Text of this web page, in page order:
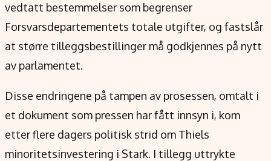
vedtatt bestemmelser som begrenser
Forsvarsdepartementets totale utgifter, og fastslår
at større tilleggsbestillinger må godkjennes på nytt
av parlamentet.
Disse endringene på tampen av prosessen, omtalt i
et dokument som pressen har fått innsyn i, kom
etter flere dagers politisk strid om Thiels
minoritetsinvestering i Stark. I tillegg uttrykte